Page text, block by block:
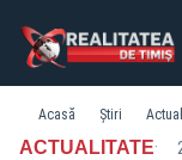
Acasă Știri
ACTUALITATE·